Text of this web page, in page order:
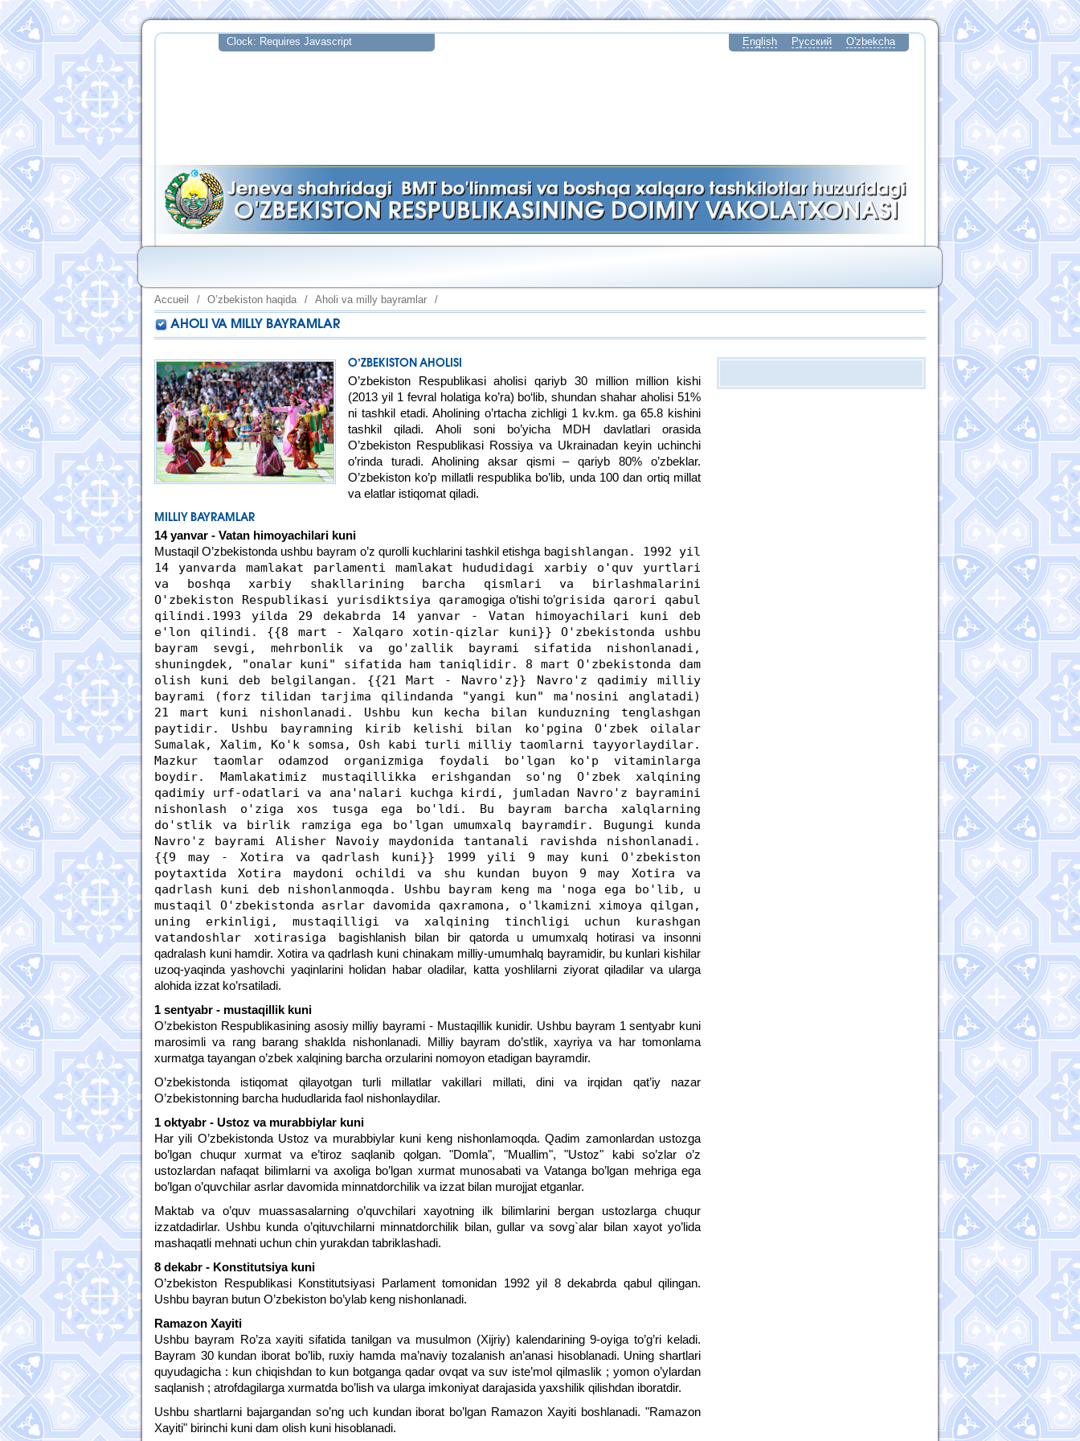
English Русский O'zbekcha
Accueil / O’zbekiston haqida / Aholi va milly bayramlar /
AHOLI VA MILLY BAYRAMLAR
O’ZBEKISTON AHOLISI
O’zbekiston Respublikasi aholisi qariyb 30 million million kishi
(2013 yil 1 fevral holatiga ko’ra) bo‘lib, shundan shahar aholisi 51%
ni tashkil etadi. Aholining o’rtacha zichligi 1 kv.km. ga 65.8 kishini
tashkil qiladi. Aholi soni bo’yicha MDH davlatlari orasida
O’zbekiston Respublikasi Rossiya va Ukrainadan keyin uchinchi
o’rinda turadi. Aholining aksar qismi – qariyb 80% o’zbeklar.
O’zbekiston ko’p millatli respublika bo’lib, unda 100 dan ortiq millat
va elatlar istiqomat qiladi.
MILLIY BAYRAMLAR
14 yanvar - Vatan himoyachilari kuni
Mustaqil O’zbekistonda ushbu bayram o’z qurolli kuchlarini tashkil etishga bagishlangan. 1992 yil
14 yanvarda mamlakat parlamenti mamlakat hududidagi xarbiy o'quv yurtlari
va boshqa xarbiy shakllarining barcha qismlari va birlashmalarini
O'zbekiston Respublikasi yurisdiktsiya qaramogiga o’tishi to’grisida qarori qabul
qilindi.1993 yilda 29 dekabrda 14 yanvar - Vatan himoyachilari kuni deb
e'lon qilindi. {{8 mart - Xalqaro xotin-qizlar kuni}} O'zbekistonda ushbu
bayram sevgi, mehrbonlik va go'zallik bayrami sifatida nishonlanadi,
shuningdek, "onalar kuni" sifatida ham taniqlidir. 8 mart O'zbekistonda dam
olish kuni deb belgilangan. {{21 Mart - Navro'z}} Navro'z qadimiy milliy
bayrami (forz tilidan tarjima qilindanda "yangi kun" ma'nosini anglatadi)
21 mart kuni nishonlanadi. Ushbu kun kecha bilan kunduzning tenglashgan
paytidir. Ushbu bayramning kirib kelishi bilan ko'pgina O'zbek oilalar
Sumalak, Xalim, Ko'k somsa, Osh kabi turli milliy taomlarni tayyorlaydilar.
Mazkur taomlar odamzod organizmiga foydali bo'lgan ko'p vitaminlarga
boydir. Mamlakatimiz mustaqillikka erishgandan so'ng O'zbek xalqining
qadimiy urf-odatlari va ana'nalari kuchga kirdi, jumladan Navro'z bayramini
nishonlash o'ziga xos tusga ega bo'ldi. Bu bayram barcha xalqlarning
do'stlik va birlik ramziga ega bo'lgan umumxalq bayramdir. Bugungi kunda
Navro'z bayrami Alisher Navoiy maydonida tantanali ravishda nishonlanadi.
{{9 may - Xotira va qadrlash kuni}} 1999 yili 9 may kuni O'zbekiston
poytaxtida Xotira maydoni ochildi va shu kundan buyon 9 may Xotira va
qadrlash kuni deb nishonlanmoqda. Ushbu bayram keng ma 'noga ega bo'lib, u
mustaqil O'zbekistonda asrlar davomida qaxramona, o'lkamizni ximoya qilgan,
uning erkinligi, mustaqilligi va xalqining tinchligi uchun kurashgan
vatandoshlar xotirasiga bagishlanish bilan bir qatorda u umumxalq hotirasi va insonni
qadralash kuni hamdir. Xotira va qadrlash kuni chinakam milliy-umumhalq bayramidir, bu kunlari kishilar
uzoq-yaqinda yashovchi yaqinlarini holidan habar oladilar, katta yoshlilarni ziyorat qiladilar va ularga
alohida izzat ko’rsatiladi.
1 sentyabr - mustaqillik kuni
O’zbekiston Respublikasining asosiy milliy bayrami - Mustaqillik kunidir. Ushbu bayram 1 sentyabr kuni
marosimli va rang barang shaklda nishonlanadi. Milliy bayram do’stlik, xayriya va har tomonlama
xurmatga tayangan o’zbek xalqining barcha orzularini nomoyon etadigan bayramdir.
O’zbekistonda istiqomat qilayotgan turli millatlar vakillari millati, dini va irqidan qat’iy nazar
O’zbekistonning barcha hududlarida faol nishonlaydilar.
1 oktyabr - Ustoz va murabbiylar kuni
Har yili O’zbekistonda Ustoz va murabbiylar kuni keng nishonlamoqda. Qadim zamonlardan ustozga
bo’lgan chuqur xurmat va e’tiroz saqlanib qolgan. "Domla", "Muallim", "Ustoz" kabi so’zlar o’z
ustozlardan nafaqat bilimlarni va axoliga bo’lgan xurmat munosabati va Vatanga bo’lgan mehriga ega
bo’lgan o’quvchilar asrlar davomida minnatdorchilik va izzat bilan murojjat etganlar.
Maktab va o’quv muassasalarning o’quvchilari xayotning ilk bilimlarini bergan ustozlarga chuqur
izzatdadirlar. Ushbu kunda o’qituvchilarni minnatdorchilik bilan, gullar va sovg`alar bilan xayot yo’lida
mashaqatli mehnati uchun chin yurakdan tabriklashadi.
8 dekabr - Konstitutsiya kuni
O’zbekiston Respublikasi Konstitutsiyasi Parlament tomonidan 1992 yil 8 dekabrda qabul qilingan.
Ushbu bayran butun O’zbekiston bo’ylab keng nishonlanadi.
Ramazon Xayiti
Ushbu bayram Ro’za xayiti sifatida tanilgan va musulmon (Xijriy) kalendarining 9-oyiga to’g’ri keladi.
Bayram 30 kundan iborat bo’lib, ruxiy hamda ma’naviy tozalanish an’anasi hisoblanadi. Uning shartlari
quyudagicha : kun chiqishdan to kun botganga qadar ovqat va suv iste’mol qilmaslik ; yomon o’ylardan
saqlanish ; atrofdagilarga xurmatda bo’lish va ularga imkoniyat darajasida yaxshilik qilishdan iboratdir.
Ushbu shartlarni bajargandan so’ng uch kundan iborat bo’lgan Ramazon Xayiti boshlanadi. "Ramazon
Xayiti" birinchi kuni dam olish kuni hisoblanadi.